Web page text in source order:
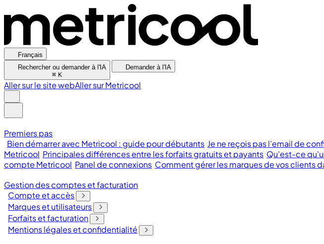
Français
Rechercher ou demander à l'IA
⌘ K
Demander à l'IA
Aller sur le site webAller sur Metricool
Premiers pas
Bien démarrer avec Metricool : guide pour débutants Je ne reçois pas l’email de
Metricool Principales différences entre les forfaits gratuits et payants Qu'est-ce
compte Metricool Panel de connexions Comment gérer les marques de vos clients
Gestion des comptes et facturation
Compte et accès
Marques et utilisateurs
Forfaits et facturation
Mentions légales et confidentialité